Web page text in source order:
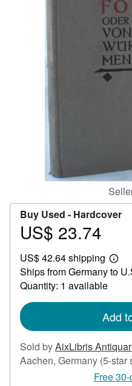
Buy Used - Hardcover
Price
23.74
US$ 23.74
US$ 42.64 shipping
Learn
more
Ships from Germany to
Quantity: 1 available
Add
Sold byAixLibris
Aachen, Germany (5-star
Free